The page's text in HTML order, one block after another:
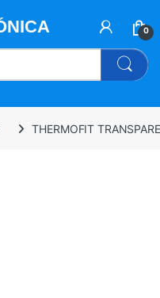
0
THERMOFIT